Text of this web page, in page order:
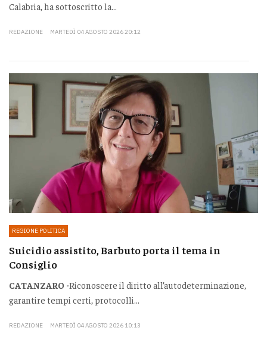
Calabria, ha sottoscritto la...
REDAZIONE MARTEDÌ 04 AGOSTO 2026 20:12
REGIONE POLITICA
Suicidio assistito, Barbuto porta il tema in
Consiglio
CATANZARO -Riconoscere il diritto all’autodeterminazione,
garantire tempi certi, protocolli...
REDAZIONE MARTEDÌ 04 AGOSTO 2026 10:13